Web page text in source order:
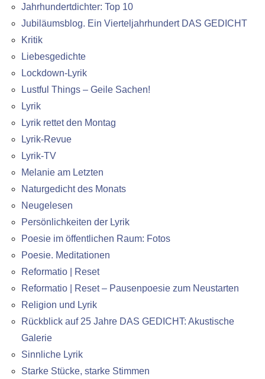
Jahrhundertdichter: Top 10
Jubiläumsblog. Ein Vierteljahrhundert DAS GEDICHT
Kritik
Liebesgedichte
Lockdown-Lyrik
Lustful Things – Geile Sachen!
Lyrik
Lyrik rettet den Montag
Lyrik-Revue
Lyrik-TV
Melanie am Letzten
Naturgedicht des Monats
Neugelesen
Persönlichkeiten der Lyrik
Poesie im öffentlichen Raum: Fotos
Poesie. Meditationen
Reformatio | Reset
Reformatio | Reset – Pausenpoesie zum Neustarten
Religion und Lyrik
Rückblick auf 25 Jahre DAS GEDICHT: Akustische
Galerie
Sinnliche Lyrik
Starke Stücke, starke Stimmen